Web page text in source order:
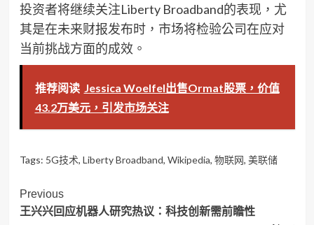
投资者将继续关注Liberty Broadband的表现，尤
其是在未来财报发布时，市场将检验公司在应对
当前挑战方面的成效。
推荐阅读 Jessica Woelfel出售Ormat股票，价值
43.2万美元，引发市场关注
Tags: 5G技术, Liberty Broadband, Wikipedia, 物联网, 美联储
Post
Navigation
Previous
王兴兴回应机器人研究热议：科技创新需前瞻性